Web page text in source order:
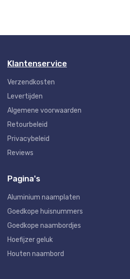
Klantenservice
Verzendkosten
Levertijden
Algemene voorwaarden
Retourbeleid
Privacybeleid
Reviews
Pagina's
Aluminium naamplaten
Goedkope huisnummers
Goedkope naambordjes
Hoefijzer geluk
Houten naambord